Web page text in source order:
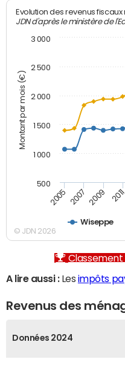
Montant par mois (€)
Evolution des revenus
JDN d'après le ministère de
Wiseppe
2005 2007 2009 2011
500
1 000
1 500
2 000
2 500
3 000
© JDN 2026
Classement
A lire aussi :Les impôts
Revenus des
Données 2024